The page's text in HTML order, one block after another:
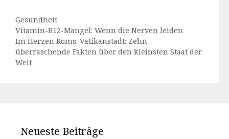
Kategorien
Gesundheit
Vitamin-B12-Mangel: Wenn die Nerven leiden
Im Herzen Roms: Vatikanstadt: Zehn
überraschende Fakten über den kleinsten Staat der
Welt
Neueste Beiträge